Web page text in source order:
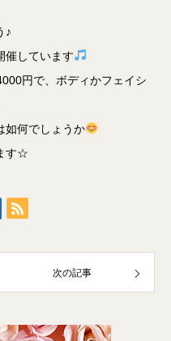
♪
催しています
円で、ボディかフェイシ
如何でしょうか
す☆
次の記事